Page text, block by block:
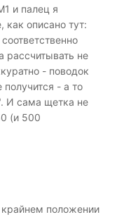
и палец я
как описано тут:
соответственно
рассчитывать не
- поводок
- а то
И сама щетка не
(и 500
крайнем положении